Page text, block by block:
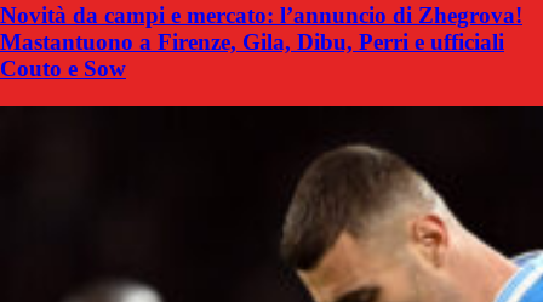
Novità da campi e mercato: l’annuncio di Zhegrova!
Mastantuono a Firenze, Gila, Dibu, Perri e ufficiali
Couto e Sow